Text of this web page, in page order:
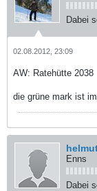
Dabei
02.08.2012, 23:09
AW: Ratehütte 2038
die grüne mark ist
Enns
Dabei